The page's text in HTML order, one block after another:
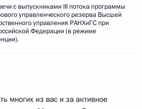
с выпускниками III потока программы
управленческого резерва Высшей
управления РАНХиГС при
Федерации (в режиме
многих из вас и за активное